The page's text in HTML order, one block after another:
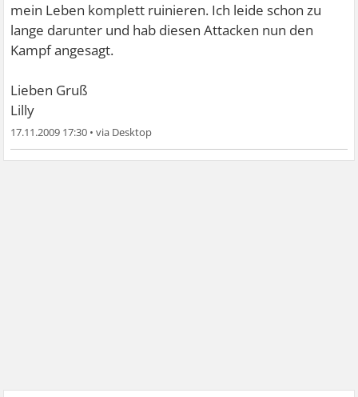
mein Leben komplett ruinieren. Ich leide schon zu
lange darunter und hab diesen Attacken nun den
Kampf angesagt.
Lieben Gruß
Lilly
17.11.2009 17:30 •